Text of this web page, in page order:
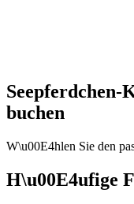
Seepferdchen-
buchen
W\u00E4hlen Sie den
H\u00E4ufige